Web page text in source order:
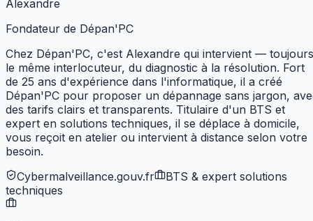
Alexandre
Fondateur de Dépan'PC
Chez Dépan'PC, c'est Alexandre qui intervient — toujours
le même interlocuteur, du diagnostic à la résolution. Fort
de 25 ans d'expérience dans l'informatique, il a créé
Dépan'PC pour proposer un dépannage sans jargon,
des tarifs clairs et transparents. Titulaire d'un BTS et
expert en solutions techniques, il se déplace à domicile,
vous reçoit en atelier ou intervient à distance selon votre
besoin.
Cybermalveillance.gouv.fr
BTS & expert solutions
techniques